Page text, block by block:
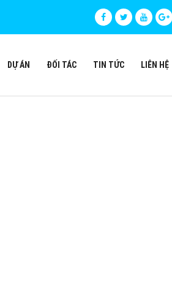
DỰ ÁN ĐỐI TÁC TIN TỨC LIÊN HỆ